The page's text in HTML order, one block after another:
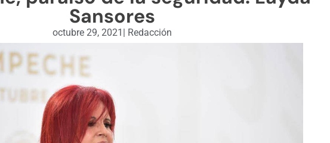
Sansores
octubre 29, 2021 Redacción